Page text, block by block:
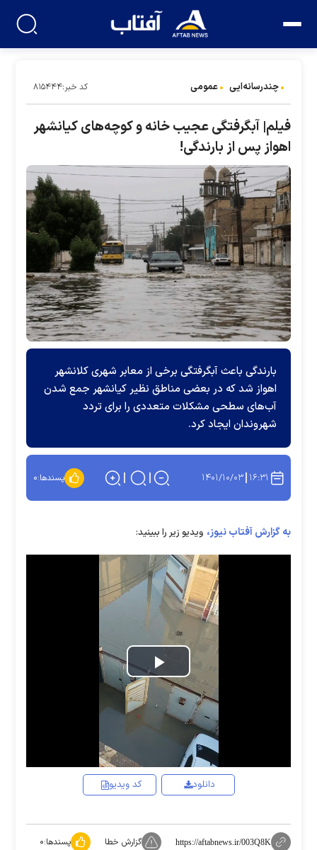
چندرسانه‌ایی عمومی کد خبر:۸۱۵۴۴۴
فیلم| آبگرفتگی عجیب خانه و کوچه‌های کیانشهر
اهواز پس از بارندگی!
بارندگی باعث آبگرفتگی برخی از معابر شهری کلانشهر
اهواز شد که در بعضی مناطق نظیر کیانشهر جمع شدن
آب‌های سطحی مشکلات متعددی را برای تردد
شهروندان ایجاد کرد.
۱۶:۳۱ ۱۴۰۱/۱۰/۰۳ پسندها:۰
به گزارش آفتاب نیوز، ویدیو زیر را ببینید:
Play
Video
کد ویدیو دانلود
https://aftabnews.ir/003Q8K گزارش خطا پسندها:۰